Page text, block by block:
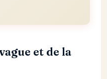
et de la